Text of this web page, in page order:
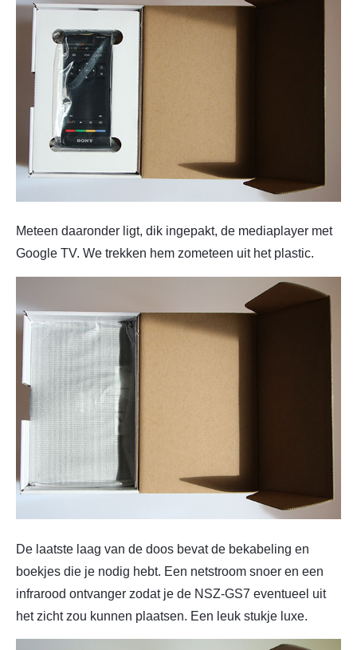
Meteen daaronder ligt, dik ingepakt, de mediaplayer met
Google TV. We trekken hem zometeen uit het plastic.
De laatste laag van de doos bevat de bekabeling en
boekjes die je nodig hebt. Een netstroom snoer en een
infrarood ontvanger zodat je de NSZ-GS7 eventueel uit
het zicht zou kunnen plaatsen. Een leuk stukje luxe.